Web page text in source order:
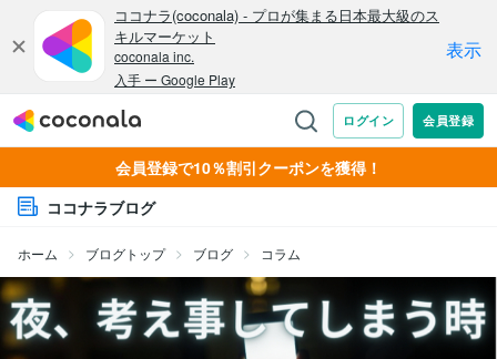
会員登録で10％割引クーポンを獲得！
ココナラブログ
ホーム ブログトップ ブログ コラム